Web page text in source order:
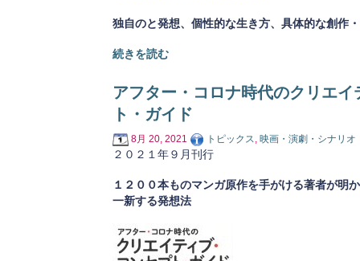
独自のと発想、個性的な生き方、具体的な創作
続きを読む
アフター・コロナ時代のクリエ
ト・ガイド
8月 20, 2021 トピックス, 映画・演劇・シナリオ
２０２１年９月刊行
１２００本ものマンガ原作を手がける著者が明
一新する発想法